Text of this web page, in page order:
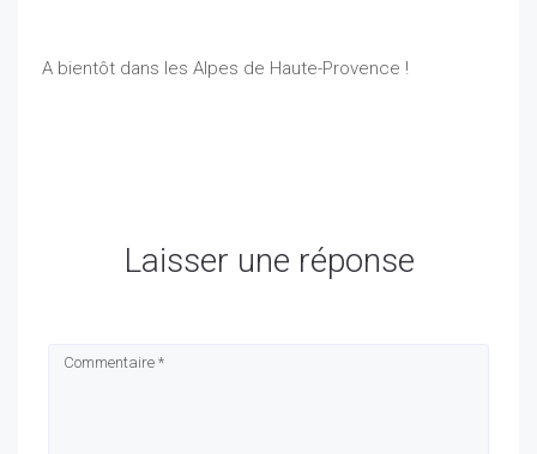
A bientôt dans les Alpes de Haute-Provence !
Laisser une réponse